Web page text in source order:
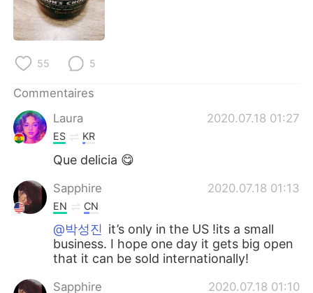
Português
55 5
Commentaires
Laura
2020.07.18 01:27
ES KR
Que delicia 😋
Sapphire 2020.07.18 01:13
EN CN
@박성진 it’s only in the US !its a small
business. I hope one day it gets big open
that it can be sold internationally!
Sapphire 2020.07.18 01:10